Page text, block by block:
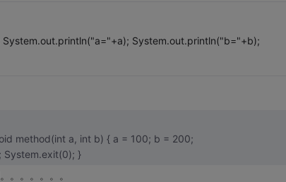
System.out.println("b="+b);
System.out.println("a="+a); System.out.println("b="+b); System.exit(0); }
。。。。。。